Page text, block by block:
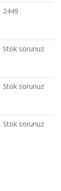
2449
Stok sorunuz
Stok sorunuz
Stok sorunuz